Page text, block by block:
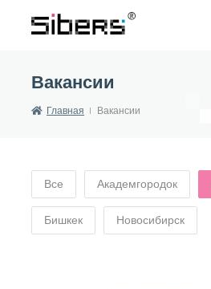
Вакансии
Главная Вакансии
Все Академгородок
Бишкек Новосибирск